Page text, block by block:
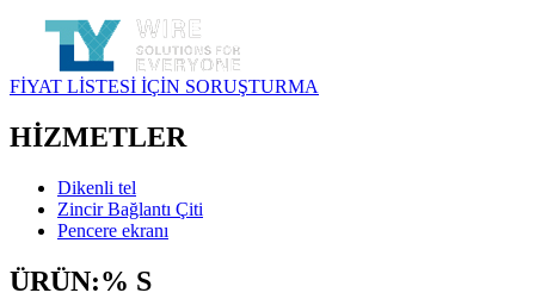
FİYAT LİSTESİ İÇİN SORUŞTURMA
HİZMETLER
Dikenli tel
Zincir Bağlantı Çiti
Pencere ekranı
ÜRÜN:% S